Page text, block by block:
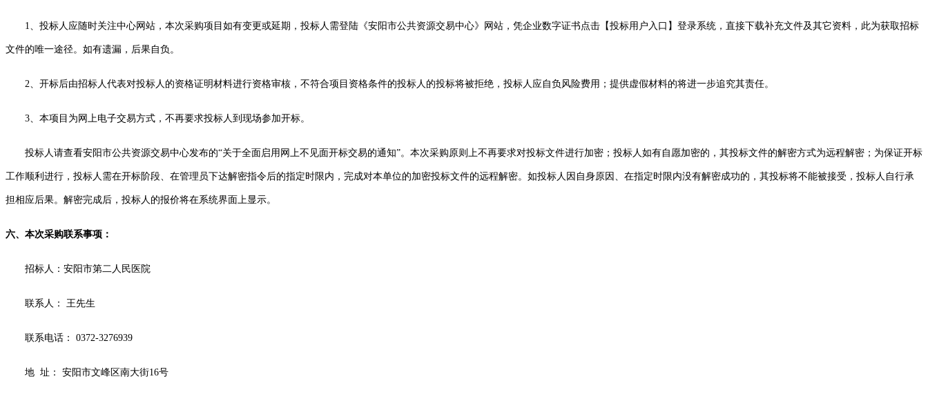
1、 投标人 应随时关注中心网站，本次采购项目如有变更或延期， 投标人 需登陆《安阳市公共资源交易中心》网站，凭企业数字证书点击【投标用户入口】登录系统， 直接下载补充文件及其它资料，此为获取招标
文件的唯一途径。如有遗漏，后果自负。
2、开标后由招标人代表对投标人 的资格证明材料进行资格审核，不符合项目资格条件的投标人 的投标将被拒绝， 投标人 应自负风险费用；提供虚假材料的将进一步追究其责任。
3、本项目为网上电子交易方式，不再要求投标人到现场参加开标。
投标人请查看安阳市公共资源交易中心发布的“关于全面启用网上不见面开标交易的通知”。本次采购原则上不再要求对投标文件进行加密；投标人如有自愿加密的，其投标文件的解密方式为远程解密；为保证开标
工作顺利进行，投标人需在开标阶段、在管理员下达解密指令后的指定时限内，完成对本单位的加密投标文件的远程解密。如投标人因自身原因、在指定时限内没有解密成功的，其投标将不能被接受，投标人自行承
担相应后果。解密完成后，投标人的报价将在系统界面上显示。
六、本次采购联系事项：
招标人 ： 安阳市第二人民医院
联系人： 王先生
联系电话： 0372-3276939
地 址： 安阳市文峰区南大街16号